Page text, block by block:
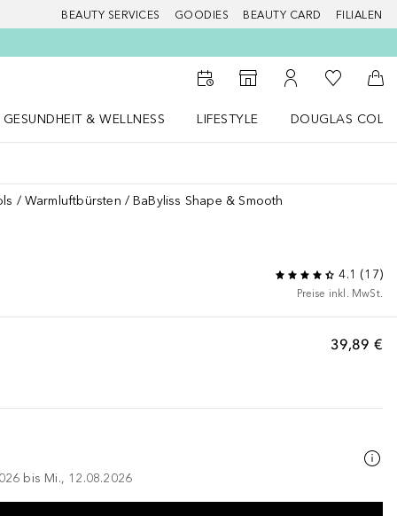
BEAUTY SERVICES GOODIES BEAUTY CARD FILIALEN
Zum Storefinder
Zu Meinem
Zu Meiner
GESUNDHEIT & WELLNESS
LIFESTYLE
DOUGLAS
Warmluftbürsten BaByliss Shape & Smooth
4.1 (17)
Preise inkl. MwSt.
39,89 €
bis Mi., 12.08.2026